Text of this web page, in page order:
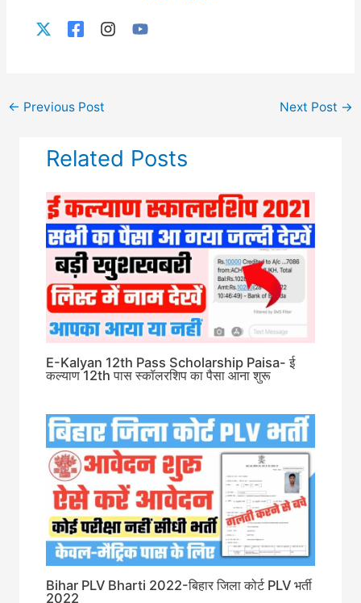
← Previous Post Next Post →
Related Posts
E-Kalyan 12th Pass Scholarship Paisa- ई
कल्याण 12th पास स्कॉलरशिप का पैसा आना शुरू
Bihar PLV Bharti 2022-बिहार जिला कोर्ट PLV भर्ती
2022